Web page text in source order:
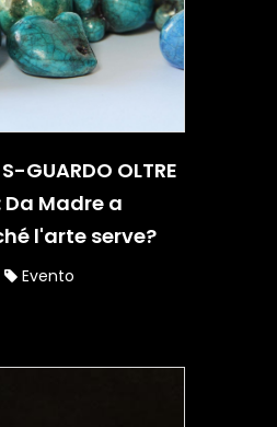
GUARDO OLTRE
Madre a
l'arte serve?
Evento